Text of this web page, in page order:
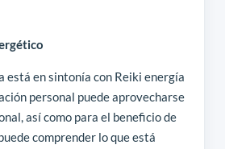
está en sintonía con Reiki energía
personal puede aprovecharse
así como para el beneficio de
comprender lo que está